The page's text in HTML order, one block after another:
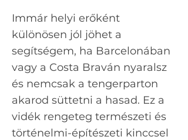
Immár helyi erőként
különösen jól jöhet a
segítségem, ha Barcelonában
vagy a Costa Braván nyaralsz
és nemcsak a tengerparton
akarod süttetni a hasad. Ez a
vidék rengeteg természeti és
történelmi-építészeti kinccsel